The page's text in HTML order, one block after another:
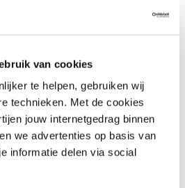
van cookies
te helpen, gebruiken wij
technieken. Met de cookies
jouw internetgedrag binnen
we advertenties op basis van
informatie delen via social
die nodig zijn om het leveren
organisatie te begeleiden door
/ Product Manager (POPM) te
cursus krijg je een
je je rol in de Agile Release Train
door elk Planning Interval
denken kunt toepassen om